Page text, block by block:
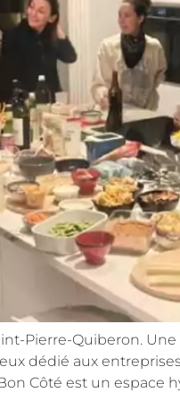
Pierre-Quiberon.
dédié aux
Côté est un espace